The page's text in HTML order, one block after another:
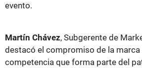
evento.
Martín Chávez, Subgerente de
destacó el compromiso de la marca
competencia que forma parte del